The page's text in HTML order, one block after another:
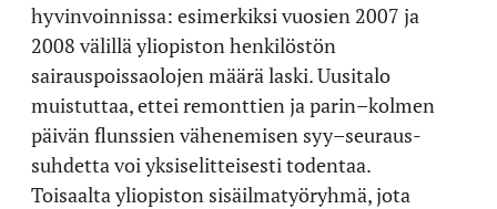
hyvinvoinnissa: esimerkiksi vuosien 2007 ja
2008 välillä yliopiston henkilöstön
sairauspoissaolojen määrä laski. Uusitalo
muistuttaa, ettei remonttien ja parin–kolmen
päivän flunssien vähenemisen syy–seuraus-
suhdetta voi yksiselitteisesti todentaa.
Toisaalta yliopiston sisäilmatyöryhmä, jota